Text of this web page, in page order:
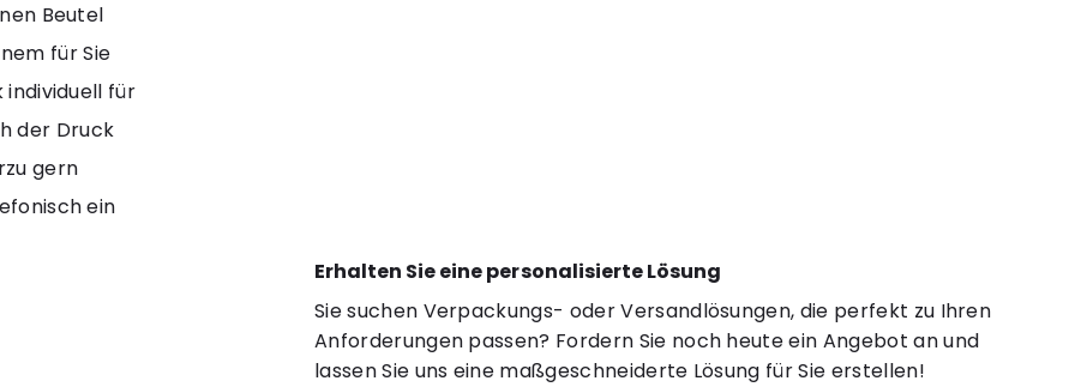
Erhalten Sie eine personalisierte Lösung
Sie suchen Verpackungs- oder Versandlösungen, die perfekt zu Ihren
Anforderungen passen? Fordern Sie noch heute ein Angebot an und
lassen Sie uns eine maßgeschneiderte Lösung für Sie erstellen!
Beutel
für Sie
für
der Druck
gern
ein